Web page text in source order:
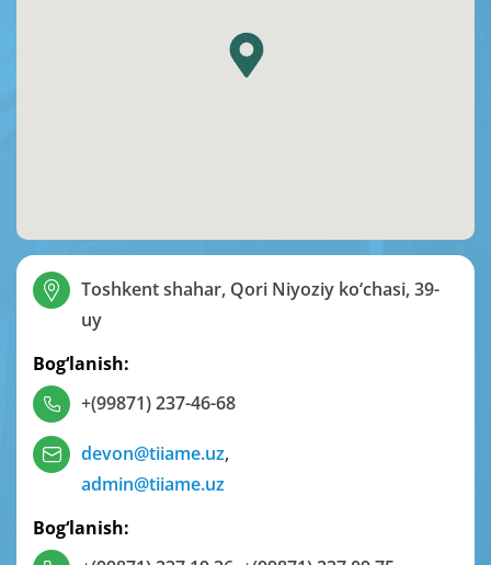
Toshkent shahar, Qori Niyoziy ko‘chasi, 39-
uy
Bog‘lanish:
+(99871) 237-46-68
devon@tiiame.uz,
admin@tiiame.uz
Bog‘lanish: